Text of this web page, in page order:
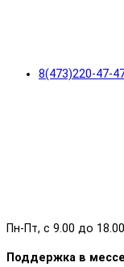
8(473)220-47-
Пн-Пт, с 9.00 до
Поддержка в